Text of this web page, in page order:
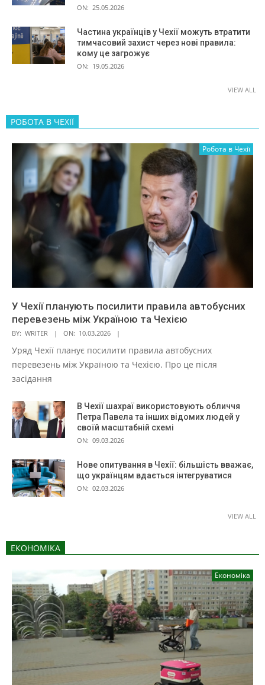
ON: 25.05.2026
Частина українців у Чехії можуть втратити
тимчасовий захист через нові правила:
кому це загрожує
ON: 19.05.2026
VIEW ALL
РОБОТА В ЧЕХІЇ
Робота в Чехії
У Чехії планують посилити правила автобусних
перевезень між Україною та Чехією
BY: WRITER ON: 10.03.2026
Уряд Чехії планує посилити правила автобусних
перевезень між Україною та Чехією. Про це після
засідання
В Чехії шахраї використовують обличчя
Петра Павела та інших відомих людей у
своїй масштабній схемі
ON: 09.03.2026
Нове опитування в Чехії: більшість вважає,
що українцям вдається інтегруватися
ON: 02.03.2026
VIEW ALL
ЕКОНОМІКА
Економіка